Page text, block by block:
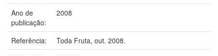
Ano de
publicação:
2008
Referência:
Toda Fruta, out. 2008.